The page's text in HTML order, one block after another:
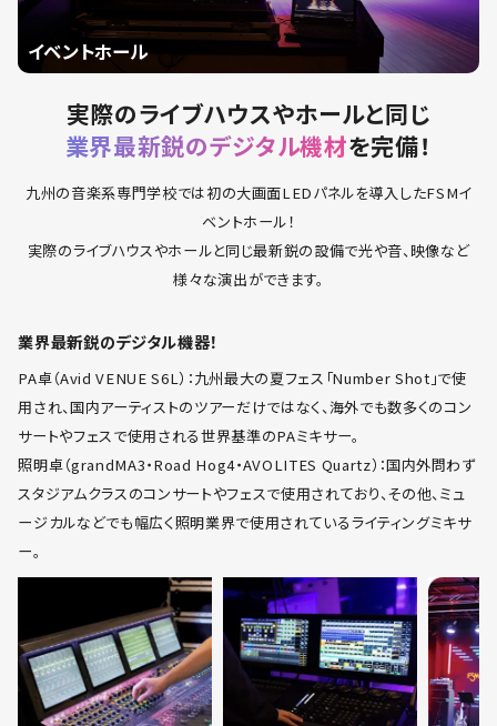
イベントホール
実際のライブハウスやホールと同じ
業界最新鋭のデジタル機材を完備！
九州の音楽系専門学校では初の大画面LEDパネルを導入したFSMイ
ベントホール！
実際のライブハウスやホールと同じ最新鋭の設備で光や音、映像など
様々な演出ができます。
業界最新鋭のデジタル機器！
PA卓（Avid VENUE S6L）：九州最大の夏フェス「Number Shot」で使
用され、国内アーティストのツアーだけではなく、海外でも数多くのコン
サートやフェスで使用される世界基準のPAミキサー。
照明卓（grandMA3・Road Hog4・AVOLITES Quartz）：国内外問わず
スタジアムクラスのコンサートやフェスで使用されており、その他、ミュ
ージカルなどでも幅広く照明業界で使用されているライティングミキサ
ー。